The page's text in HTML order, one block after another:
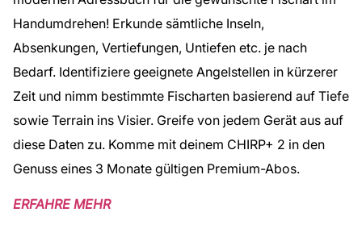
Handumdrehen! Erkunde sämtliche Inseln,
Absenkungen, Vertiefungen, Untiefen etc. je nach
Bedarf. Identifiziere geeignete Angelstellen in kürzerer
Zeit und nimm bestimmte Fischarten basierend auf Tiefe
sowie Terrain ins Visier. Greife von jedem Gerät aus auf
diese Daten zu. Komme mit deinem CHIRP+ 2 in den
Genuss eines 3 Monate gültigen Premium-Abos.
ERFAHRE MEHR